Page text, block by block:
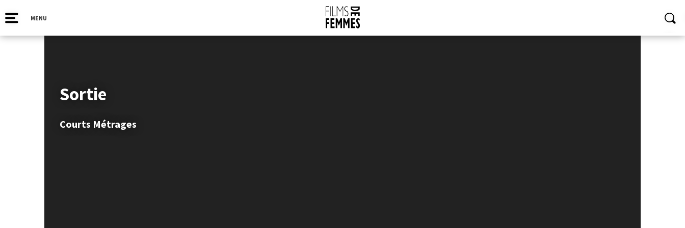
MENU
Sortie
Courts Métrages